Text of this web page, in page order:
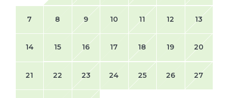
7 8 9 10 11 12 13
14 15 16 17 18 19 20
21 22 23 24 25 26 27